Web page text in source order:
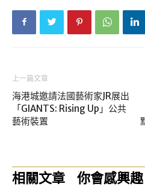
上一篇文章
海港城邀請法國藝術家JR展出
「GIANTS: Rising Up」公共
藝術裝置
相關文章 你會感興趣